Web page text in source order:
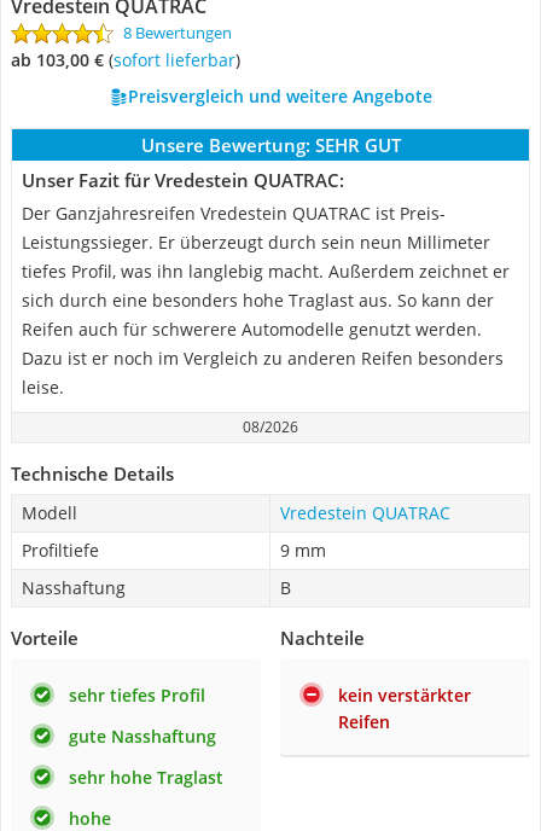
Vredestein QUATRAC
8 Bewertungen
ab 103,00 € ( Sofort lieferbar)
Preisvergleich und weitere Angebote
Unsere Bewertung: SEHR GUT
Unser Fazit für Vredestein QUATRAC:
Der Ganzjahresreifen Vredestein QUATRAC ist Preis-
Leistungssieger. Er überzeugt durch sein neun Millimeter
tiefes Profil, was ihn langlebig macht. Außerdem zeichnet er
sich durch eine besonders hohe Traglast aus. So kann der
Reifen auch für schwerere Automodelle genutzt werden.
Dazu ist er noch im Vergleich zu anderen Reifen besonders
leise.
08/2026
Technische Details
Modell
Vredestein QUATRAC
Profiltiefe
9 mm
Nasshaftung
B
Vorteile
sehr tiefes Profil
gute Nasshaftung
sehr hohe Traglast
hohe
Nachteile
kein verstärkter
Reifen